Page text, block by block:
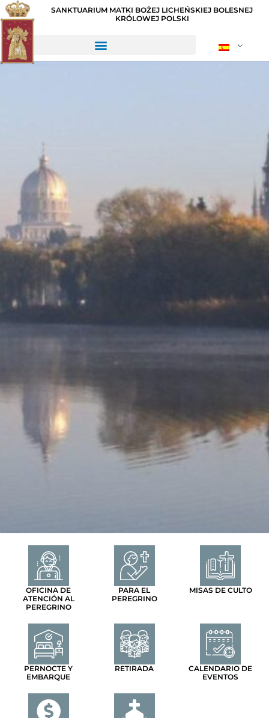
SANKTUARIUM MATKI BOŻEJ LICHEŃSKIEJ BOLESNEJ
KRÓLOWEJ POLSKI
OFICINA DE
ATENCIÓN AL
PEREGRINO
PARA EL
PEREGRINO
MISAS DE CULTO
PERNOCTE Y
EMBARQUE
RETIRADA
CALENDARIO DE
EVENTOS